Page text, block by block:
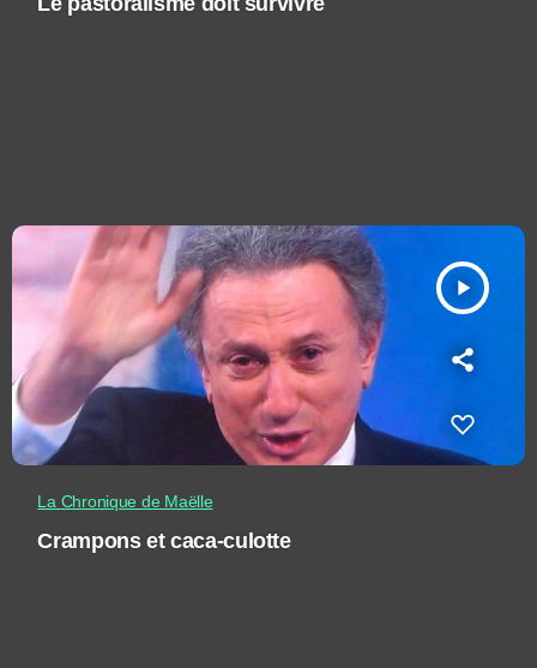
play_arrow
La Chronique de Maëlle
Crampons et caca-culotte